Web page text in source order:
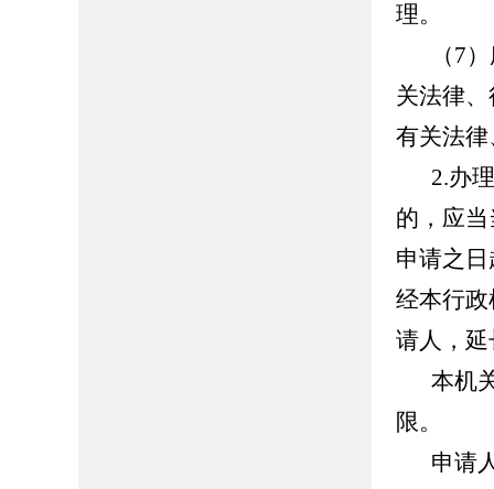
理。
（7
关法律
有关法
2.办
的，应
申请之
经本行
请人，
本机
限。
申请